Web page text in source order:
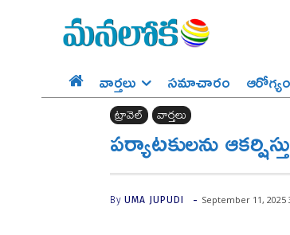
వార్తలు సమాచారం ఆరోగ్యం
ట్రావెల్‌ వార్తలు
పర్యాటకులను
By UMA JUPUDI - September 11, 2025